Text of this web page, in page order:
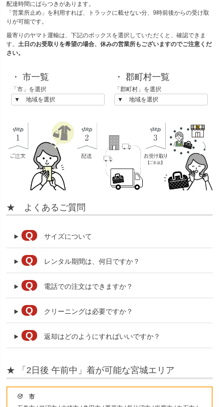
配達時間にばらつきがあります。
「営業所止め」を利用すれば、トラックに載せない分、9時前後からの受け取
りが可能です。
最寄りのヤマト運輸は、下記のボックスを選択していただくと、確認できま
す。土日のお受取りを希望の場合、休みの営業所もございますのでご注意くだ
さい。
・ 市一覧
「市」を選択
・ 郡町村一覧
「郡町村」を選択
★ よくあるご質問
Q サイズについて
Q レンタル期間は、何日ですか？
Q 電話での注文はできますか？
Q クリーニングは必要ですか？
Q 返却はどのようにすればいいですか？
★ 「2日後 午前中」着が可能な宮城エリア
市